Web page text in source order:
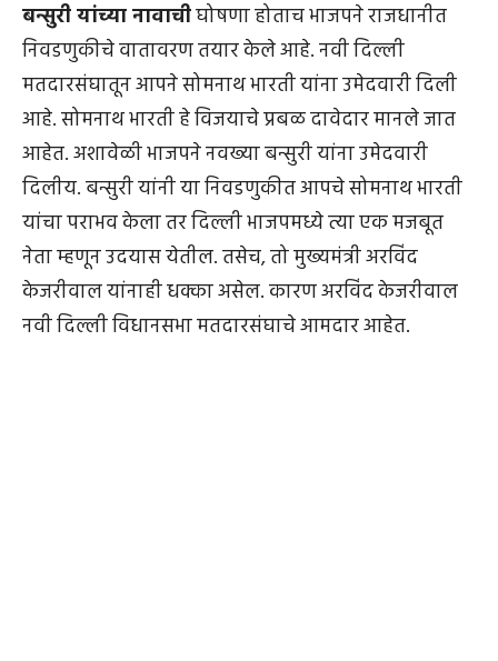
बन्सुरी यांच्या नावाचीघोषणा होताच भाजपने राजधानीत
निवडणुकीचे वातावरण तयार केले आहे. नवी दिल्ली
मतदारसंघातून आपने सोमनाथ भारती यांना उमेदवारी दिली
आहे. सोमनाथ भारती हे विजयाचे प्रबळ दावेदार मानले जात
आहेत. अशावेळी भाजपने नवख्या बन्सुरी यांना उमेदवारी
दिलीय. बन्सुरी यांनी या निवडणुकीत आपचे सोमनाथ भारती
यांचा पराभव केला तर दिल्ली भाजपमध्ये त्या एक मजबूत
नेता म्हणून उदयास येतील. तसेच, तो मुख्यमंत्री अरविंद
केजरीवाल यांनाही धक्का असेल. कारण अरविंद केजरीवाल
नवी दिल्ली विधानसभा मतदारसंघाचे आमदार आहेत.